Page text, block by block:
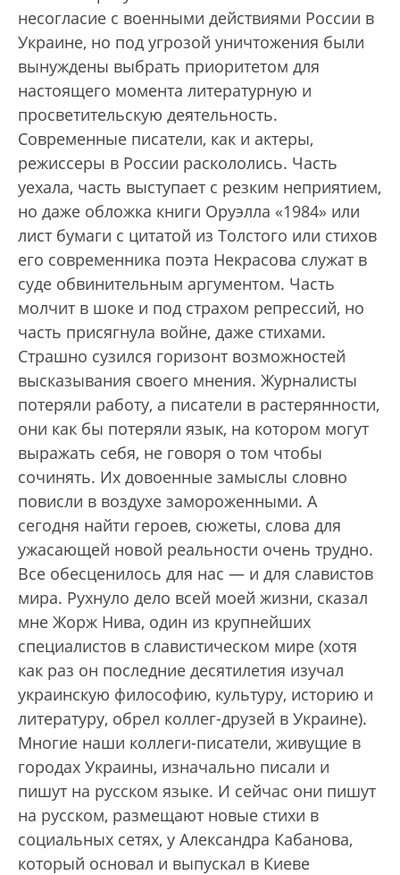
несогласие с военными действиями России в
Украине, но под угрозой уничтожения были
вынуждены выбрать приоритетом для
настоящего момента литературную и
просветительскую деятельность.
Современные писатели, как и актеры,
режиссеры в России раскололись. Часть
уехала, часть выступает с резким неприятием,
но даже обложка книги Оруэлла «1984» или
лист бумаги с цитатой из Толстого или стихов
его современника поэта Некрасова служат в
суде обвинительным аргументом. Часть
молчит в шоке и под страхом репрессий, но
часть присягнула войне, даже стихами.
Страшно сузился горизонт возможностей
высказывания своего мнения. Журналисты
потеряли работу, а писатели в растерянности,
они как бы потеряли язык, на котором могут
выражать себя, не говоря о том чтобы
сочинять. Их довоенные замыслы словно
повисли в воздухе замороженными. А
сегодня найти героев, сюжеты, слова для
ужасающей новой реальности очень трудно.
Все обесценилось для нас — и для славистов
мира. Рухнуло дело всей моей жизни, сказал
мне Жорж Нива, один из крупнейших
специалистов в славистическом мире (хотя
как раз он последние десятилетия изучал
украинскую философию, культуру, историю и
литературу, обрел коллег-друзей в Украине).
Многие наши коллеги-писатели, живущие в
городах Украины, изначально писали и
пишут на русском языке. И сейчас они пишут
на русском, размещают новые стихи в
социальных сетях, у Александра Кабанова,
который основал и выпускал в Киеве